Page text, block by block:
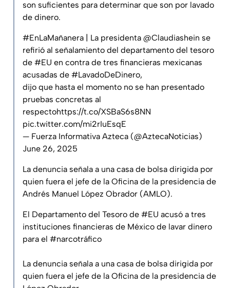
son suficientes para determinar que son por lavado
de dinero.
#EnLaMañanera | La presidenta @Claudiashein se
refirió al señalamiento del departamento del tesoro
de #EU en contra de tres financieras mexicanas
acusadas de #LavadoDeDinero,
dijo que hasta el momento no se han presentado
pruebas concretas al
respectohttps://t.co/XSBaS6s8NN
pic.twitter.com/mi2rIuEsqE
— Fuerza Informativa Azteca (@AztecaNoticias)
June 26, 2025
La denuncia señala a una casa de bolsa dirigida por
quien fuera el jefe de la Oficina de la presidencia de
Andrés Manuel López Obrador (AMLO).
El Departamento del Tesoro de #EU acusó a tres
instituciones financieras de México de lavar dinero
para el #narcotráfico
La denuncia señala a una casa de bolsa dirigida por
quien fuera el jefe de la Oficina de la presidencia de